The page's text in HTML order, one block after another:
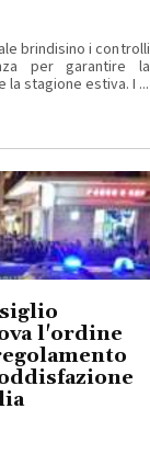
brindisino i controlli
per garantire la
la stagione estiva. I ...
l'ordine